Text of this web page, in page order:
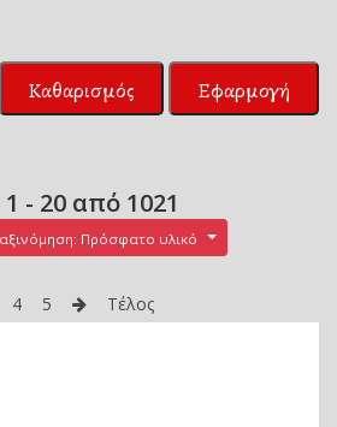
Καθαρισμός Εφαρμογή
- 20 από 1021
Πρόσφατο υλικό
4 5 Τέλος